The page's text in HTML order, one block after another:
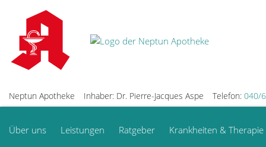
Neptun Apotheke Inhaber: Dr. Pierre-Jacques Aspe Telefon: 040/
Über uns Leistungen Ratgeber Krankheiten & Therapie